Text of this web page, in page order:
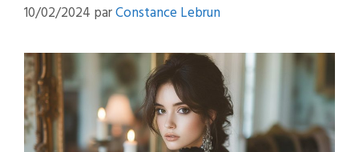
10/02/2024 parConstance Lebrun